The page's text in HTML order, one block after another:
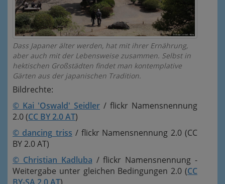
Dass Japaner älter werden, hat mit ihrer Ernährung,
aber auch mit der Lebensweise zusammen. Selbst in
hektischen Großstädten findet man kontemplative
Gärten aus der japanischen Tradition.
Bildrechte:
© Kai 'Oswald' Seidler / flickr Namensnennung
2.0 (CC BY 2.0 AT)
© dancing_triss / flickr Namensnennung 2.0 (CC
BY 2.0 AT)
© Christian Kadluba / flickr Namensnennung -
Weitergabe unter gleichen Bedingungen 2.0 (CC